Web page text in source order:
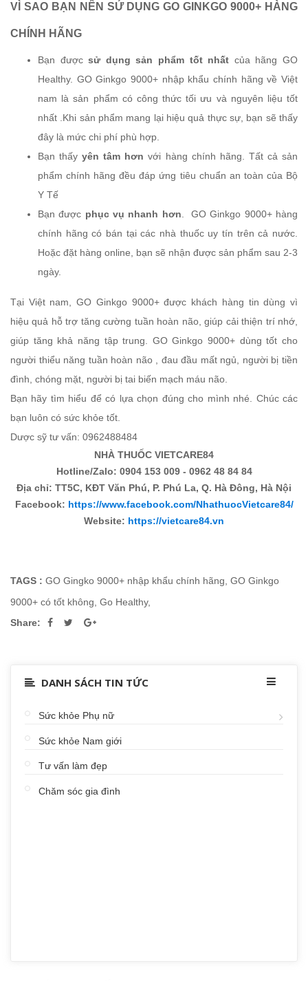
VÌ SAO BẠN NÊN SỬ DỤNG GO GINKGO 9000+ HÀNG
CHÍNH HÃNG
Bạn đượcsử dụng sản phẩm tốt nhất của hãng GO
Healthy. GO Ginkgo 9000+ nhập khẩu chính hãng về Việt
nam là sản phẩm có công thức tối ưu và nguyên liệu tốt
nhất .Khi sản phẩm mang lại hiệu quả thực sự, bạn sẽ thấy
đây là mức chi phí phù hợp.
Bạn thấyyên tâm hơn với hàng chính hãng. Tất cả sản
phẩm chính hãng đều đáp ứng tiêu chuẩn an toàn của Bộ
Y Tế
Bạn được phục vụ nhanh hơn . GO Ginkgo 9000+ hàng
chính hãng có bán tại các nhà thuốc uy tín trên cả nước.
Hoặc đặt hàng online, bạn sẽ nhận được sản phẩm sau 2-3
ngày.
Tại Việt nam, GO Ginkgo 9000+ được khách hàng tin dùng vì
hiệu quả hỗ trợ tăng cường tuần hoàn não, giúp cải thiện trí nhớ,
giúp tăng khả năng tập trung. GO Ginkgo 9000+ dùng tốt cho
người thiểu năng tuần hoàn não , đau đầu mất ngủ, người bị tiền
đình, chóng mặt, người bị tai biến mạch máu não.
Bạn hãy tìm hiểu để có lựa chọn đúng cho mình nhé. Chúc các
bạn luôn có sức khỏe tốt.
Dược sỹ tư vấn: 0962488484
NHÀ THUỐC VIETCARE84
Hotline/Zalo: 0904 153 009 - 0962 48 84 84
Địa chỉ: TT5C, KĐT Văn Phú, P. Phú La, Q. Hà Đông, Hà Nội
Facebook: https://www.facebook.com/NhathuocVietcare84/
Website: https://vietcare84.vn
TAGS : GO Gingko 9000+ nhập khẩu chính hãng GO Ginkgo
9000+ có tốt không Go Healthy,
Share:
DANH SÁCH TIN TỨC
Sức khỏe Phụ nữ
Sức khỏe Nam giới
Tư vấn làm đẹp
Chăm sóc gia đình